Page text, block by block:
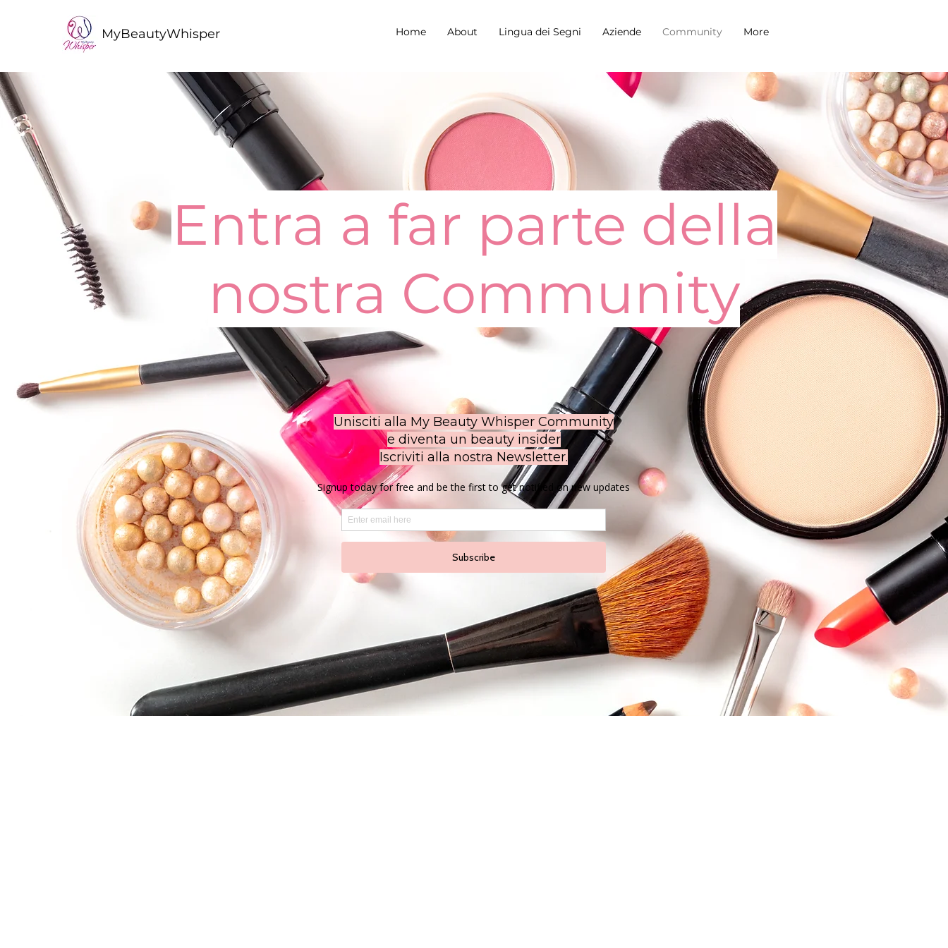
MyBeautyWhisper Home About Lingua dei Segni Aziende Community More
Entra a far parte della
nostra Community